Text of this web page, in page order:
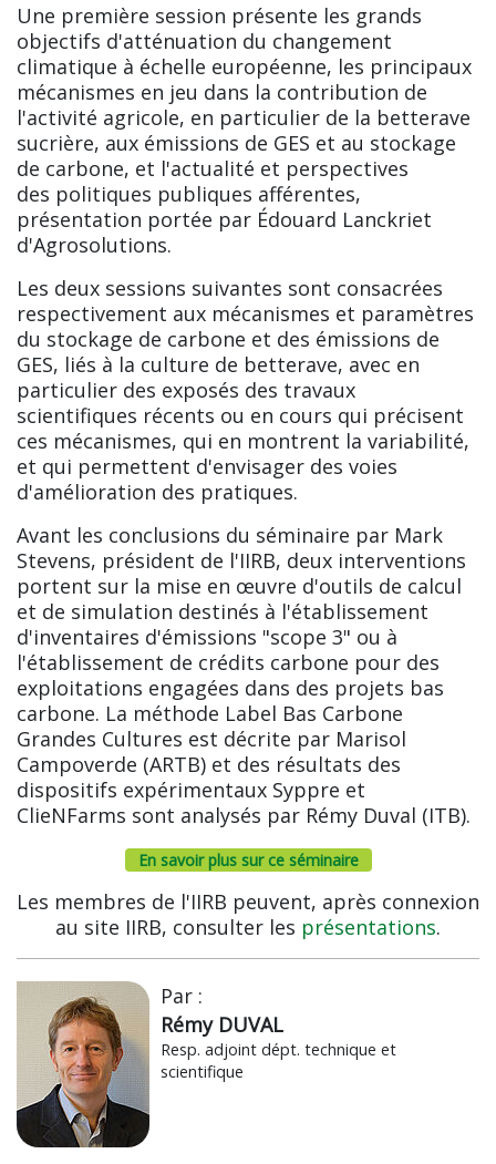
Une première session présente les grands
objectifs d'atténuation du changement
climatique à échelle européenne, les principaux
mécanismes en jeu dans la contribution de
l'activité agricole, en particulier de la betterave
sucrière, aux émissions de GES et au stockage
de carbone, et l'actualité et perspectives
des politiques publiques afférentes,
présentation portée par Édouard Lanckriet
d'Agrosolutions.
Les deux sessions suivantes sont consacrées
respectivement aux mécanismes et paramètres
du stockage de carbone et des émissions de
GES, liés à la culture de betterave, avec en
particulier des exposés des travaux
scientifiques récents ou en cours qui précisent
ces mécanismes, qui en montrent la variabilité,
et qui permettent d'envisager des voies
d'amélioration des pratiques.
Avant les conclusions du séminaire par Mark
Stevens, président de l'IIRB, deux interventions
portent sur la mise en œuvre d'outils de calcul
et de simulation destinés à l'établissement
d'inventaires d'émissions "scope 3" ou à
l'établissement de crédits carbone pour des
exploitations engagées dans des projets bas
carbone. La méthode Label Bas Carbone
Grandes Cultures est décrite par Marisol
Campoverde (ARTB) et des résultats des
dispositifs expérimentaux Syppre et
ClieNFarms sont analysés par Rémy Duval (ITB).
En savoir plus sur ce séminaire
Les membres de l'IIRB peuvent, après connexion
au site IIRB, consulter les présentations.
Par :
Rémy DUVAL
Resp. adjoint dépt. technique et
scientifique